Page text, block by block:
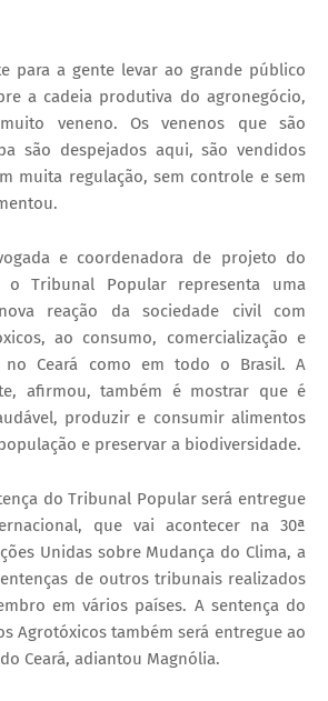
para a gente levar ao grande público
a cadeia produtiva do agronegócio,
veneno. Os venenos que são
são despejados aqui, são vendidos
muita regulação, sem controle e sem
e coordenadora de projeto do
o Tribunal Popular representa uma
reação da sociedade civil com
ao consumo, comercialização e
no Ceará como em todo o Brasil. A
afirmou, também é mostrar que é
produzir e consumir alimentos
e preservar a biodiversidade.
do Tribunal Popular será entregue
que vai acontecer na 30ª
Unidas sobre Mudança do Clima, a
de outros tribunais realizados
em vários países. A sentença do
Agrotóxicos também será entregue ao
Ceará, adiantou Magnólia.